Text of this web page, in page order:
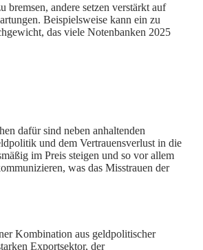
andere setzen verstärkt auf
Beispielsweise kann ein zu
das viele Notenbanken 2025
dafür sind neben anhaltenden
und dem Vertrauensverlust in die
im Preis steigen und so vor allem
was das Misstrauen der
Kombination aus geldpolitischer
Exportsektor, der